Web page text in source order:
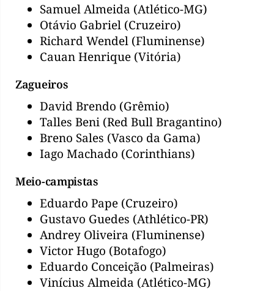
Samuel Almeida (Atlético-MG)
Otávio Gabriel (Cruzeiro)
Richard Wendel (Fluminense)
Cauan Henrique (Vitória)
Zagueiros
David Brendo (Grêmio)
Talles Beni (Red Bull Bragantino)
Breno Sales (Vasco da Gama)
Iago Machado (Corinthians)
Meio-campistas
Eduardo Pape (Cruzeiro)
Gustavo Guedes (Athlético-PR)
Andrey Oliveira (Fluminense)
Victor Hugo (Botafogo)
Eduardo Conceição (Palmeiras)
Vinícius Almeida (Atlético-MG)